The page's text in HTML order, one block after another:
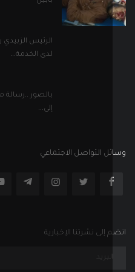
لدى الخدمة...
بالصور ..رسالة من أحد
التواصل الاجتماعي
إلى نشرتنا الإخبارية